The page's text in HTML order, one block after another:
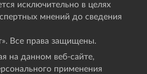
исключительно в целях
мнений до сведения
Все права защищены.
на данном веб-сайте,
применения